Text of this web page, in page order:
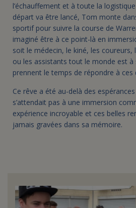
l’échauffement et à toute la
départ va être lancé, Tom monte
sportif pour suivre la course de
imaginé être à ce point-là en
soit le médecin, le kiné, les
ou les assistants tout le monde est à
prennent le temps de répondre à ces
Ce rêve a été au-delà des
s’attendait pas à une immersion
expérience incroyable et ces belles
jamais gravées dans sa mémoire.